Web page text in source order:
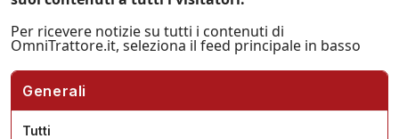
Per ricevere notizie su tutti i contenuti di
OmniTrattore.it, seleziona il feed principale in basso
Generali
Tutti